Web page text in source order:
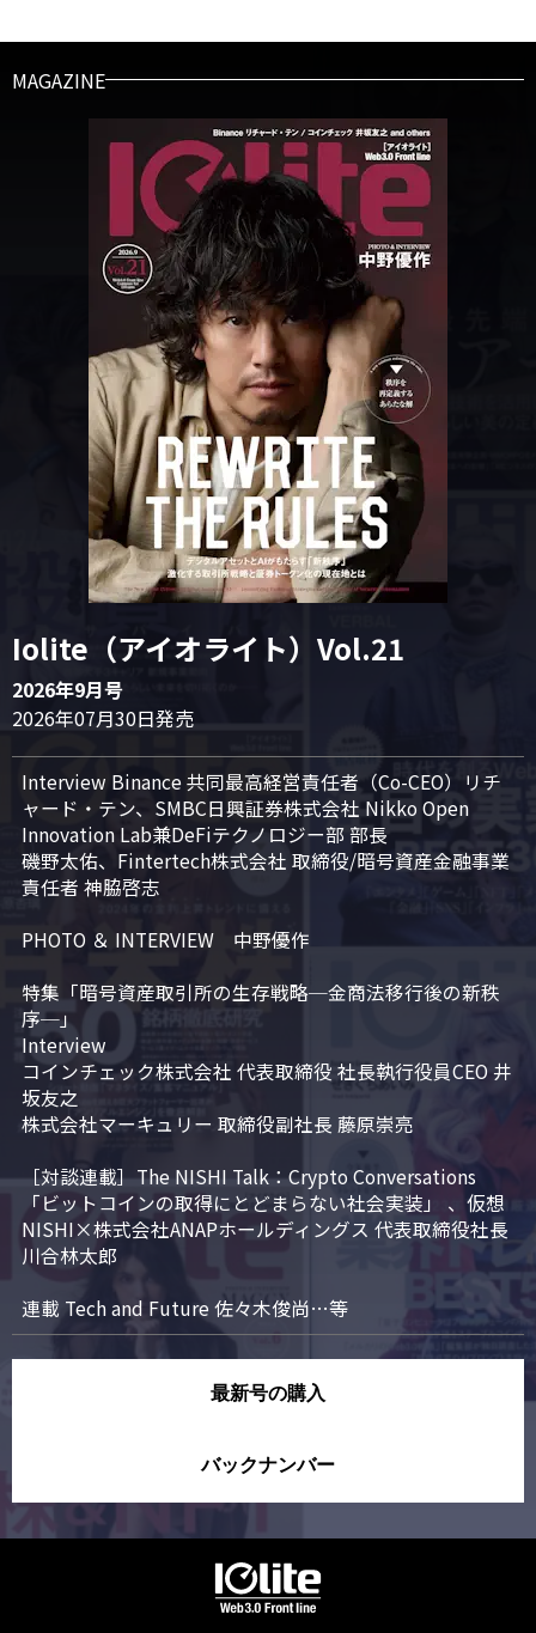
MAGAZINE
Iolite（アイオライト）Vol.21
2026年9月号
2026年07月30日発売
Interview Binance 共同最高経営責任者（Co-CEO）リチ
ャード・テン、SMBC日興証券株式会社 Nikko Open
Innovation Lab兼DeFiテクノロジー部 部長
磯野太佑、Fintertech株式会社 取締役/暗号資産金融事業
責任者 神脇啓志
PHOTO ＆ INTERVIEW　中野優作
特集「暗号資産取引所の生存戦略─金商法移行後の新秩
序─」
Interview
コインチェック株式会社 代表取締役 社長執行役員CEO 井
坂友之
株式会社マーキュリー 取締役副社長 藤原崇亮
［対談連載］The NISHI Talk：Crypto Conversations
「ビットコインの取得にとどまらない社会実装」 、仮想
NISHI×株式会社ANAPホールディングス 代表取締役社長
川合林太郎
連載 Tech and Future 佐々木俊尚…等
最新号の購入
バックナンバー